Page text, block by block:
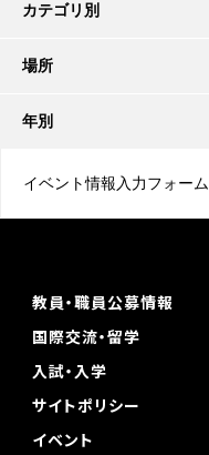
カテゴリ別
場所
年別
イベント情報入力フォーム
教員・職員公募情報
国際交流・留学
入試・入学
サイトポリシー
イベント